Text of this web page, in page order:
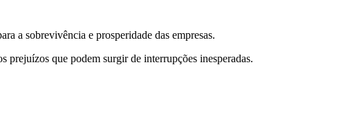
a sobrevivência e prosperidade das empresas.
que podem surgir de interrupções inesperadas.